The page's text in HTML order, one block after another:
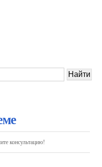
консультацию!